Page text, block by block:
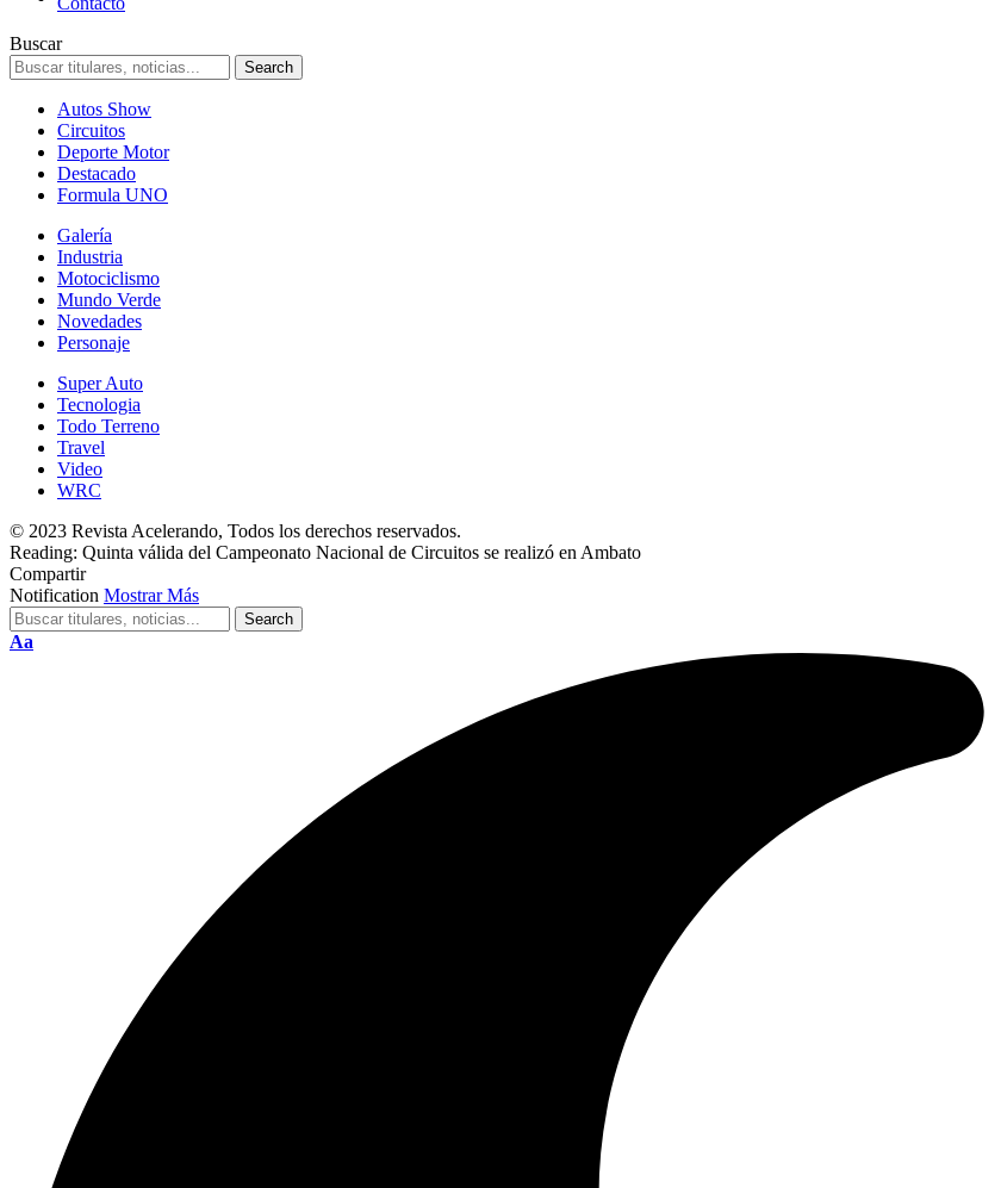
Buscar
Autos Show
Circuitos
Deporte Motor
Destacado
Formula UNO
Galería
Industria
Motociclismo
Mundo Verde
Novedades
Personaje
Super Auto
Tecnologia
Todo Terreno
Travel
Video
WRC
© 2023 Revista Acelerando, Todos los derechos reservados.
Reading: Quinta válida del Campeonato Nacional de Circuitos se realizó en Ambato
Compartir
Notification Mostrar Más
Cambiar
Aa